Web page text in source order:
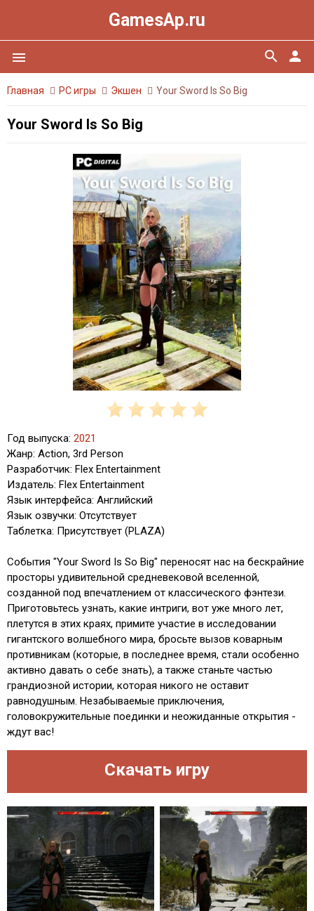
GamesAp.ru
menu person
search
Главная PC игры Экшен Your Sword Is So Big
Your Sword Is So Big
Год выпуска: 2021
Жанр: Action, 3rd Person
Разработчик: Flex Entertainment
Издатель: Flex Entertainment
Язык интерфейса: Английский
Язык озвучки: Отсутствует
Таблетка: Присутствует (PLAZA)
События "Your Sword Is So Big" переносят нас на бескрайние
просторы удивительной средневековой вселенной,
созданной под впечатлением от классического фэнтези.
Приготовьтесь узнать, какие интриги, вот уже много лет,
плетутся в этих краях, примите участие в исследовании
гигантского волшебного мира, бросьте вызов коварным
противникам (которые, в последнее время, стали особенно
активно давать о себе знать), а также станьте частью
грандиозной истории, которая никого не оставит
равнодушным. Незабываемые приключения,
головокружительные поединки и неожиданные открытия -
ждут вас!
Скачать игру